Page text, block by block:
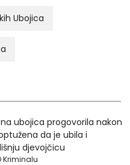
Ubojica
ubojica progovorila nakon
da je ubila i
djevojčicu
Kriminalu